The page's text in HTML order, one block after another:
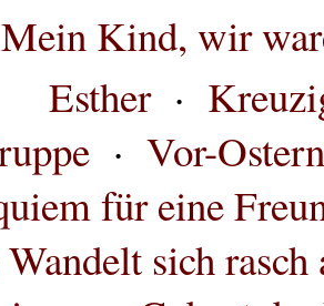
Mein Kind, wir
Esther·
· Vor-Ostern
für eine
sich rasch